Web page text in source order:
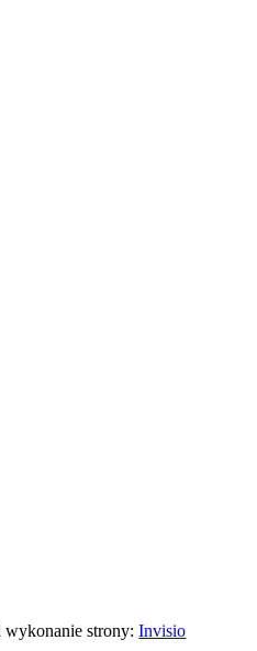
wykonanie strony:Invisio